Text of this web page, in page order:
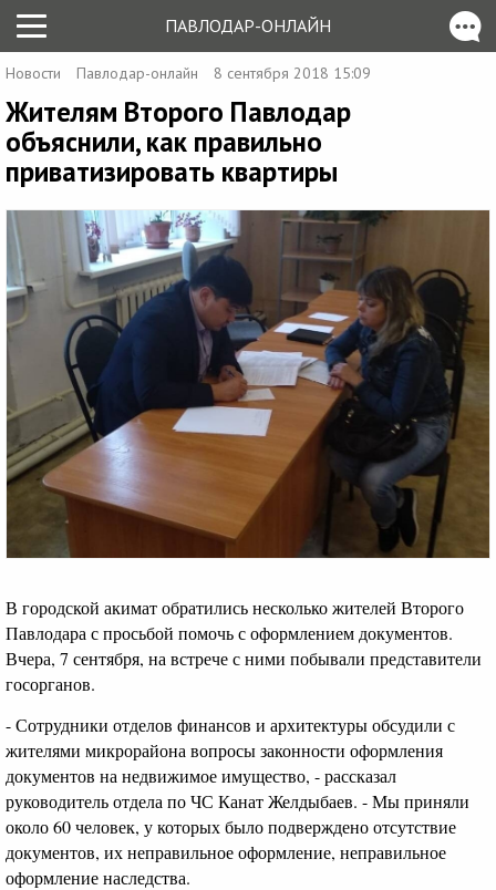
ПАВЛОДАР-ОНЛАЙН
Новости Павлодар-онлайн 8 сентября 2018 15:09
Жителям Второго Павлодар
объяснили, как правильно
приватизировать квартиры
В городской акимат обратились несколько жителей Второго
Павлодара с просьбой помочь с оформлением документов.
Вчера, 7 сентября, на встрече с ними побывали представители
госорганов.
- Сотрудники отделов финансов и архитектуры обсудили с
жителями микрорайона вопросы законности оформления
документов на недвижимое имущество, - рассказал
руководитель отдела по ЧС Канат Желдыбаев. - Мы приняли
около 60 человек, у которых было подверждено отсутствие
документов, их неправильное оформление, неправильное
оформление наследства.